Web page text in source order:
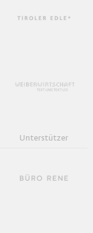
Unterstützer